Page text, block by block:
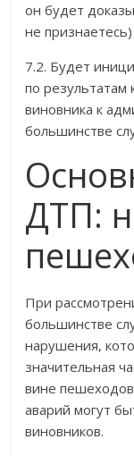
он будет
не
7.2. Будет
по
виновника к
большинстве
ДТП:
При
большинстве
нарушения,
значительная
вине
аварий могут
виновников.